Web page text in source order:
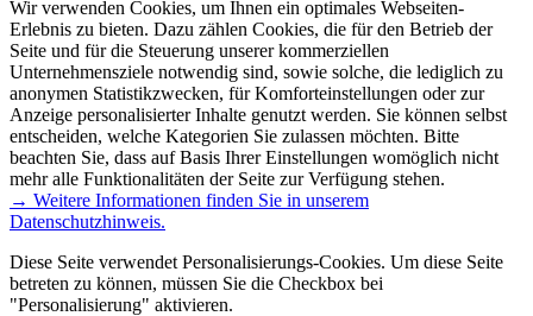
Wir verwenden Cookies, um Ihnen ein optimales Webseiten-
Erlebnis zu bieten. Dazu zählen Cookies, die für den Betrieb der
Seite und für die Steuerung unserer kommerziellen
Unternehmensziele notwendig sind, sowie solche, die lediglich zu
anonymen Statistikzwecken, für Komforteinstellungen oder zur
Anzeige personalisierter Inhalte genutzt werden. Sie können selbst
entscheiden, welche Kategorien Sie zulassen möchten. Bitte
beachten Sie, dass auf Basis Ihrer Einstellungen womöglich nicht
mehr alle Funktionalitäten der Seite zur Verfügung stehen.
→ Weitere Informationen finden Sie in unserem
Datenschutzhinweis.
Diese Seite verwendet Personalisierungs-Cookies. Um diese Seite
betreten zu können, müssen Sie die Checkbox bei
"Personalisierung" aktivieren.